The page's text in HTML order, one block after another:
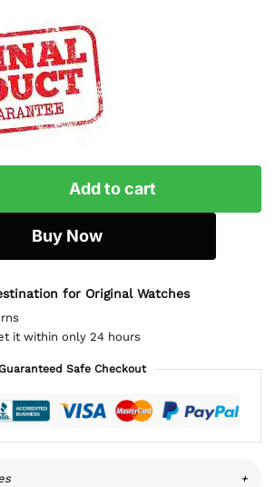
Add to cart
Buy Now
for Original Watches
it within only 24 hours
Safe Checkout
+